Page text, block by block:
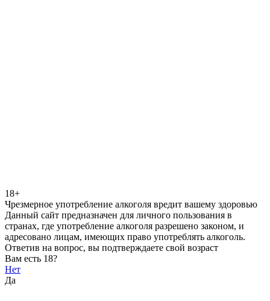
18+
Чрезмерное употребление алкоголя вредит вашему здоровью
Данный сайт предназначен для личного пользования в
странах, где употребление алкоголя разрешено законом, и
адресовано лицам, имеющих право употреблять алкоголь.
Ответив на вопрос, вы подтверждаете свой возраст
Вам есть 18?
Нет
Да